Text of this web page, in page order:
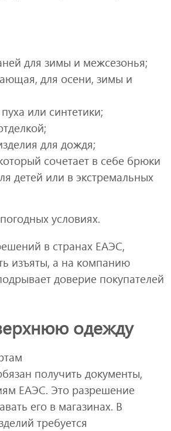
для зимы и межсезонья;
для осени, зимы и
или синтетики;
для дождя;
сочетает в себе брюки
детей или в экстремальных
условиях.
в странах ЕАЭС,
изъяты, а на компанию
доверие покупателей
одежду
получить документы,
ЕАЭС. Это разрешение
его в магазинах. В
требуется